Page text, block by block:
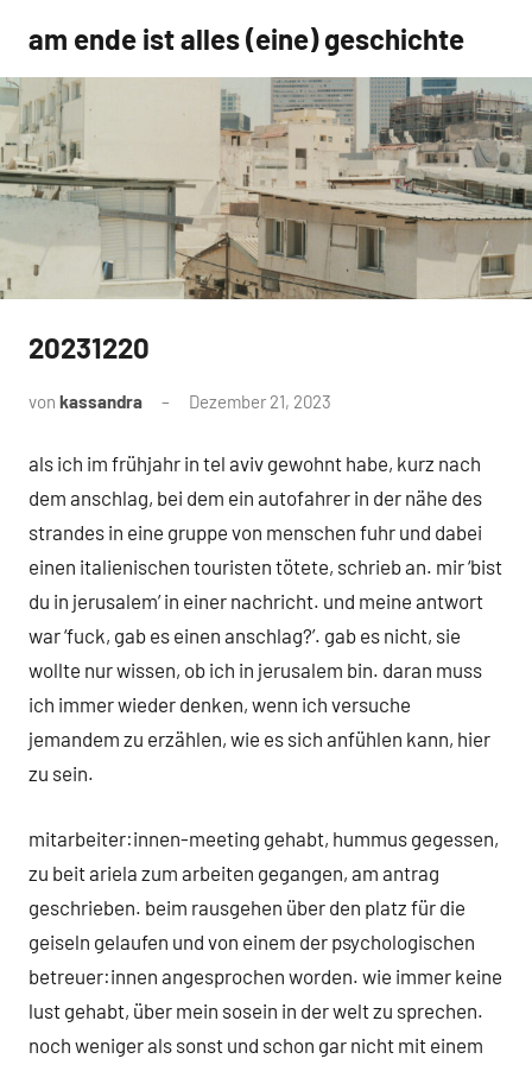
Inhalt
springen
am ende ist alles (eine) geschichte
Uncategorized
20231220
von kassandra Dezember 21, 2023
als ich im frühjahr in tel aviv gewohnt habe, kurz nach
dem anschlag, bei dem ein autofahrer in der nähe des
strandes in eine gruppe von menschen fuhr und dabei
einen italienischen touristen tötete, schrieb an. mir ‘bist
du in jerusalem’ in einer nachricht. und meine antwort
war ‘fuck, gab es einen anschlag?’. gab es nicht, sie
wollte nur wissen, ob ich in jerusalem bin. daran muss
ich immer wieder denken, wenn ich versuche
jemandem zu erzählen, wie es sich anfühlen kann, hier
zu sein.
mitarbeiter:innen-meeting gehabt, hummus gegessen,
zu beit ariela zum arbeiten gegangen, am antrag
geschrieben. beim rausgehen über den platz für die
geiseln gelaufen und von einem der psychologischen
betreuer:innen angesprochen worden. wie immer keine
lust gehabt, über mein sosein in der welt zu sprechen.
noch weniger als sonst und schon gar nicht mit einem